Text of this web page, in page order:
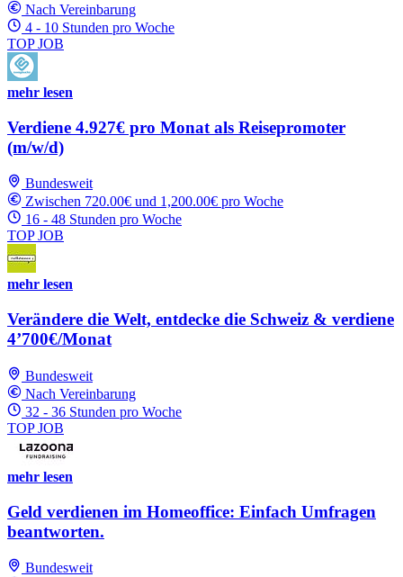
Nach Vereinbarung
4 - 10 Stunden pro Woche
TOP JOB
mehr lesen
Verdiene 4.927€ pro Monat als Reisepromoter
(m/w/d)
Bundesweit
Zwischen 720.00€ und 1,200.00€ pro Woche
16 - 48 Stunden pro Woche
TOP JOB
mehr lesen
Verändere die Welt, entdecke die Schweiz & verdiene
4’700€/Monat
Bundesweit
Nach Vereinbarung
32 - 36 Stunden pro Woche
TOP JOB
mehr lesen
Geld verdienen im Homeoffice: Einfach Umfragen
beantworten.
Bundesweit